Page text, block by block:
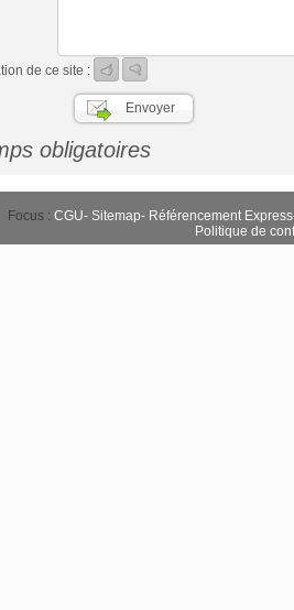
de ce site :
obligatoires
Focus : CGU- Sitemap- Référencement Express
Politique de